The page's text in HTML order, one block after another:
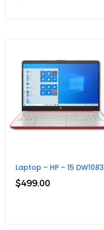
Laptop – HP – 15 DW1083
$499.00